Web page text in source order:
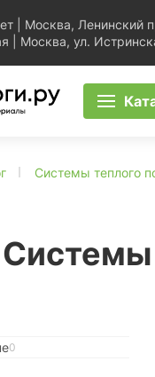
| Москва, Ленинский
| Москва, ул.
Системы теплого
0